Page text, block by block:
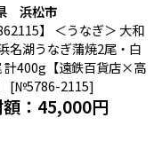
県）
）
浜松市
】
＜うなぎ＞ 大和
名湖うなぎ蒲焼2尾・白
計400g【遠鉄百貨店×高
[№5786-2115]
：45,000円